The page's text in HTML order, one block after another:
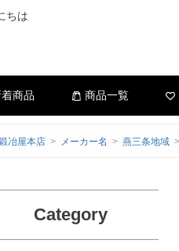
ちは
商品 商品一覧
冶屋本店 メーカー名 燕三条地域
Category